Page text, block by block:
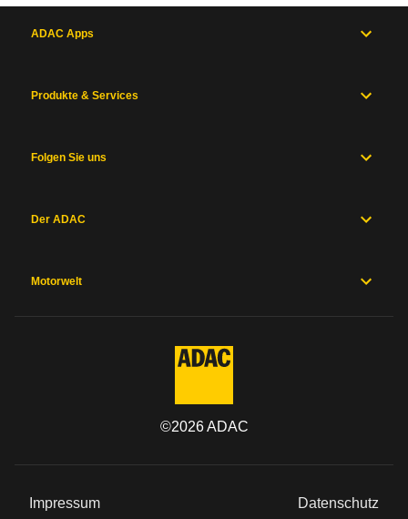
ADAC Apps
Produkte & Services
Folgen Sie uns
Der ADAC
Motorwelt
©2026ADAC
Impressum Datenschutz